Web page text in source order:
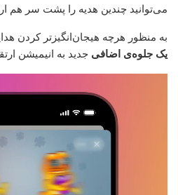
می‌توانید چندین هدیه را پشت سر هم
به منظور هرچه هیجان‌انگیزتر کردن
یک جلوه‌ی اضافی جدید به انیمیشن